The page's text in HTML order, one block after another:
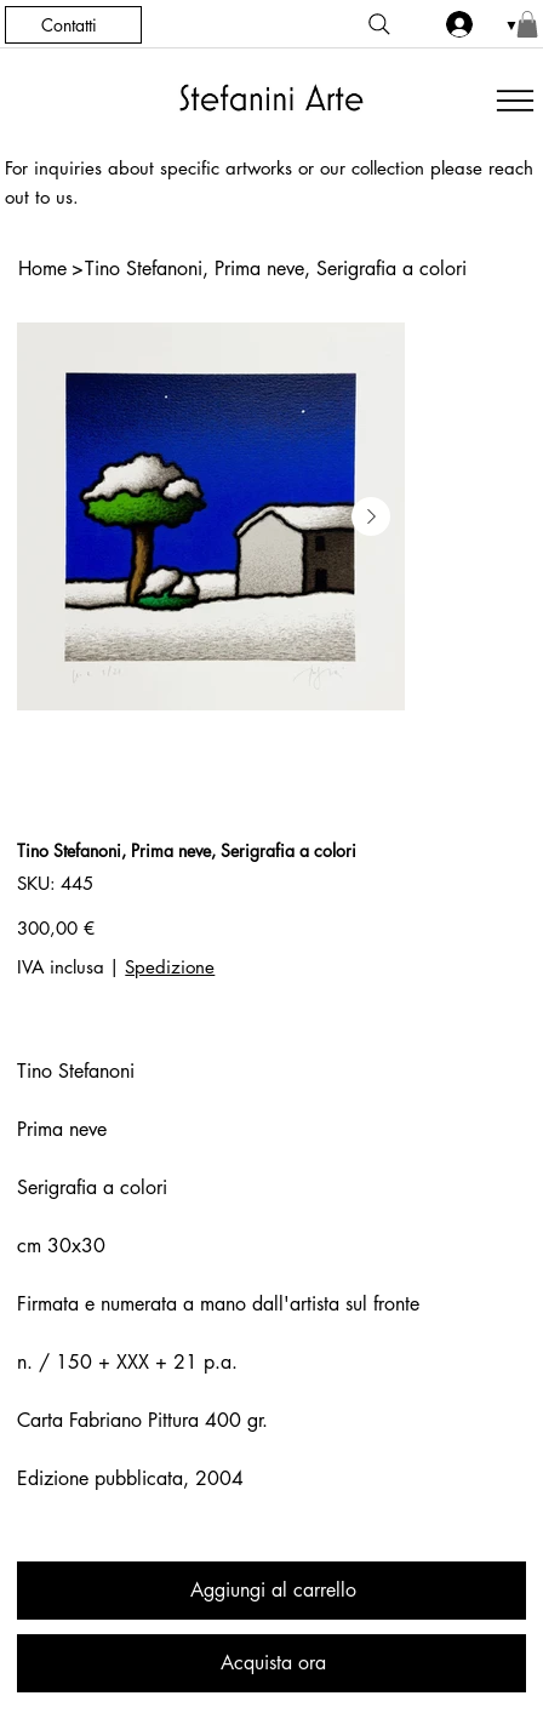
Contatti ▼
For inquiries about specific artworks or our collection please reach
out to us.
Home >Tino Stefanoni, Prima neve, Serigrafia a colori
Tino Stefanoni, Prima neve, Serigrafia a colori
SKU:
SKU
445
445
Prezzo
300,00 €
IVA inclusa
Spedizione
Tino Stefanoni
Prima neve
Serigrafia a colori
cm 30x30
Firmata e numerata a mano dall'artista sul fronte
n. / 150 + XXX + 21 p.a.
Carta Fabriano Pittura 400 gr.
Edizione pubblicata, 2004
Aggiungi al carrello
Acquista ora